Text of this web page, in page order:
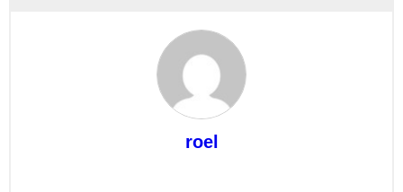
roel